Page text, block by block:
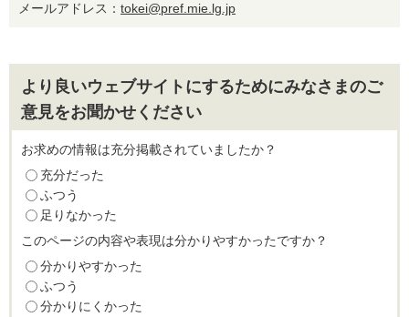
メールアドレス： tokei@pref.mie.lg.jp
より良いウェブサイトにするためにみなさまのご
意見をお聞かせください
お求めの情報は充分掲載されていましたか？
充分だった
ふつう
足りなかった
このページの内容や表現は分かりやすかったですか？
分かりやすかった
ふつう
分かりにくかった